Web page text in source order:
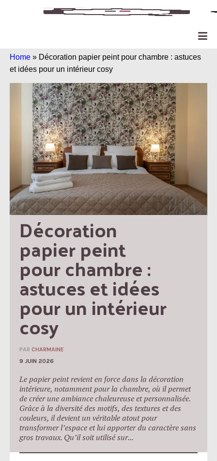
Home » Décoration papier peint pour chambre : astuces
et idées pour un intérieur cosy
Décoration
papier peint
pour chambre :
astuces et idées
pour un intérieur
cosy
PAR CHARMAINE
9 JUIN 2026
Le papier peint revient en force dans la décoration
intérieure, notamment pour la chambre, où il permet
de créer une ambiance chaleureuse et personnalisée.
Grâce à la diversité des motifs, des textures et des
couleurs, il devient un véritable atout pour
transformer l’espace et lui apporter du caractère sans
gros travaux. Qu’il soit utilisé sur...